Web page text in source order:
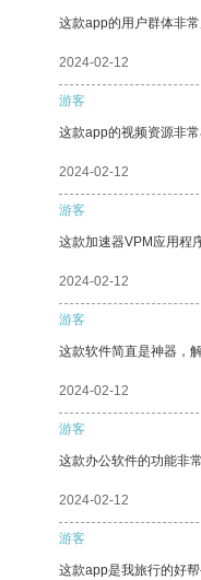
这款app的用户群体非
2024-02-12
游客
这款app的视频资源非
2024-02-12
游客
这款加速器VPM应用程
2024-02-12
游客
这款软件简直是神器，
2024-02-12
游客
这款办公软件的功能非
2024-02-12
游客
这款app是我旅行的好